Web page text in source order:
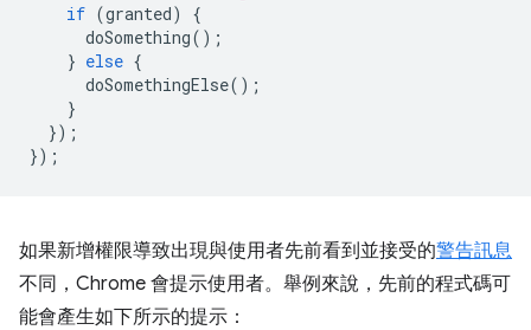
if (granted)
{
doSomething();
} else {
doSomethingElse();
}
});
});
如果新增權限導致出現與使用者先前看到並接受的警告訊息
不同，Chrome 會提示使用者。舉例來說，先前的程式碼可
能會產生如下所示的提示：